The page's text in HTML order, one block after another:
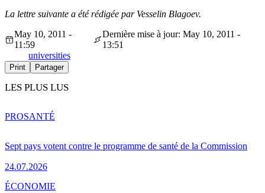
La lettre suivante a été rédigée par Vesselin Blagoev.
May 10, 2011 -
11:59
Dernière mise à jour: May 10, 2011 -
13:51
universities
Print Partager
LES PLUS LUS
Sept pays votent contre le programme de santé de la Commission
24.07.2026
PROSANTÉ
ÉCONOMIE